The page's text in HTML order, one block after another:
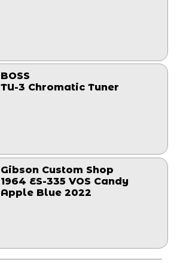
BOSS
TU-3 Chromatic Tuner
Gibson Custom Shop
1964 ES-335 VOS Candy
Apple Blue 2022